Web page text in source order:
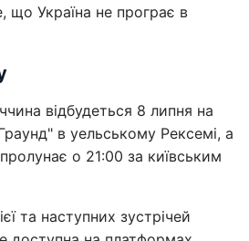
що Україна не програє в
відбудеться 8 липня на
в уельському Рексемі, а
о 21:00 за київським
та наступних зустрічей